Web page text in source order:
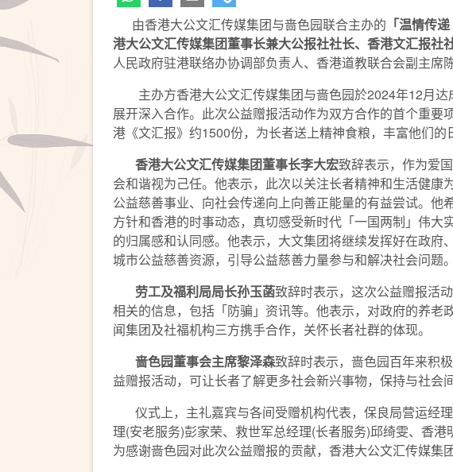
由香港大公文汇传媒集团与啬色园联合主办的 「温情传递
港大公文汇传媒集团董事长兼大公报社社长、香港文汇报
人民政府驻港联络办协调部负责人、香港道教联合会副主席
主办方香港大公文汇传媒集团与啬色园於2024年12月达
展开深入合作。此次公益赠报活动作为双方合作的首个重
港《文汇报》约1500份，为长者送上精神食粮，丰富他们
香港大公文汇传媒集团董事长李大宏致辞表示，作为爱
会和谐视为己任。他表示，此次以关注长者精神和生活健
公益慈善事业、向社会传递向上向善正能量的有益尝试。
方针和香港的时事动态，真切感受新时代「一国两制」伟
的归属感和认同感。他表示，大文集团将继续发挥好在政
城市公益慈善资源，引导公益慈善力量参与和解决社会问题。
劳工及福利局局长孙玉菡致辞时表示，这次公益赠报活
相关的信息，包括「防骗」资讯等。他表示，对政府的养
闻集团及社福机构三方携手合作，关怀长者社群的体现。
啬色园董事会主席黎泽森致辞时表示，啬色园百年来积
益赠报活动，可让长者了解更多社会新兴事物，保持与社会
仪式上，主礼嘉宾与各间受赠机构代表，保良局营运经
理(安老服务)彭家荣、救世军总经理(长者服务)邱绮雯、香
为感谢啬色园对此次公益赠报的贡献，香港大公文汇传媒集